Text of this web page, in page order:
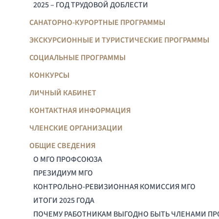
2025 – ГОД ТРУДОВОЙ ДОБЛЕСТИ
САНАТОРНО-КУРОРТНЫЕ ПРОГРАММЫ
ЭКСКУРСИОННЫЕ И ТУРИСТИЧЕСКИЕ ПРОГРАММЫ
СОЦИАЛЬНЫЕ ПРОГРАММЫ
КОНКУРСЫ
ЛИЧНЫЙ КАБИНЕТ
КОНТАКТНАЯ ИНФОРМАЦИЯ
ЧЛЕНСКИЕ ОРГАНИЗАЦИИ
ОБЩИЕ СВЕДЕНИЯ
О МГО ПРОФСОЮЗА
ПРЕЗИДИУМ МГО
КОНТРОЛЬНО-РЕВИЗИОННАЯ КОМИССИЯ МГО
ИТОГИ 2025 ГОДА
ПОЧЕМУ РАБОТНИКАМ ВЫГОДНО БЫТЬ ЧЛЕНАМИ